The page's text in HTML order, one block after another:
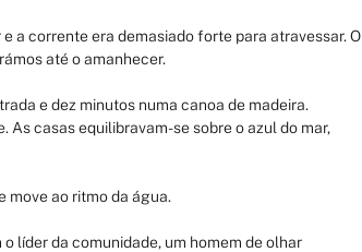
a corrente era demasiado forte para atravessar. O
até o amanhecer.
e dez minutos numa canoa de madeira.
As casas equilibravam-se sobre o azul do mar,
move ao ritmo da água.
líder da comunidade, um homem de olhar